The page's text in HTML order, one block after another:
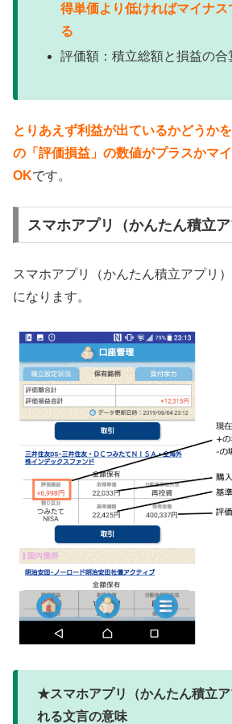
得単価より低ければマイナ
る
評価額：積立総額と損益の合
とりあえず利益が出ているかどうか
の「評価損益」の数値がプラスかマ
OKです。
スマホアプリ（かんたん積立
スマホアプリ（かんたん積立アプリ
になります。
★スマホアプリ（かんたん積立ア
れる文言の意味